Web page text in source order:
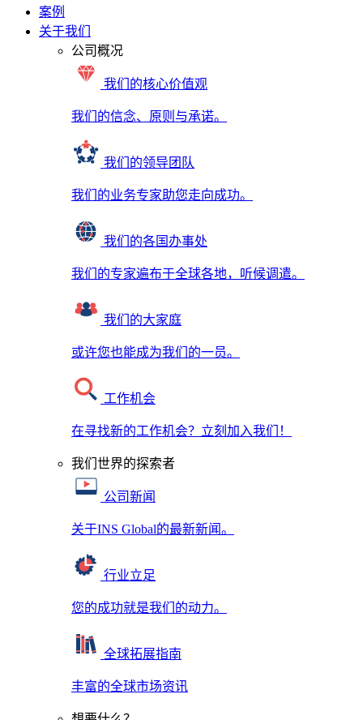
案例
关于我们
公司概况
我们的核心价值观
我们的信念、原则与承诺。
我们的领导团队
我们的业务专家助您走向成功。
我们的各国办事处
我们的专家遍布于全球各地，听候调遣。
我们的大家庭
或许您也能成为我们的一员。
工作机会
在寻找新的工作机会？立刻加入我们！
我们世界的探索者
公司新闻
关于INS Global的最新新闻。
行业立足
您的成功就是我们的动力。
全球拓展指南
丰富的全球市场资讯